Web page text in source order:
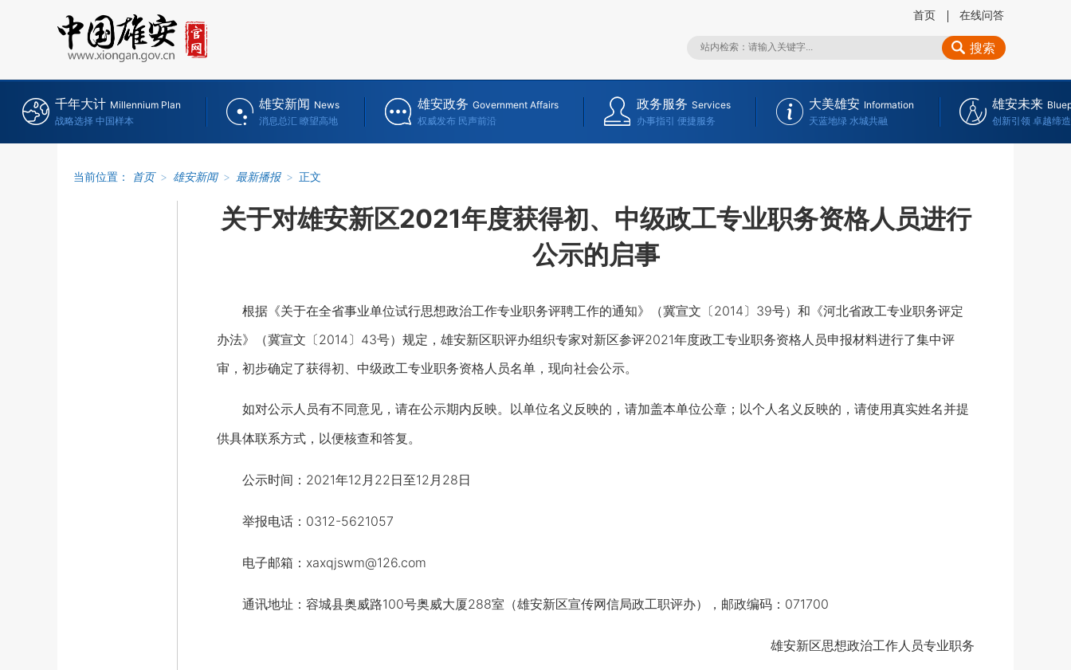
首页 在线问答
搜索
千年大计 Millennium Plan
战略选择 中国样本
雄安新闻 News
消息总汇 瞭望高地
雄安政务 Government Affairs
权威发布 民声前沿
政务服务 Services
办事指引 便捷服务
大美雄安 Information
天蓝地绿 水城共融
雄安未来
创新引领 卓越缔造
当前位置： 首页 > 雄安新闻 > 最新播报 > 正文
关于对雄安新区2021年度获得初、中级政工专业职务资格人员进行
公示的启事
根据《关于在全省事业单位试行思想政治工作专业职务评聘工作的通知》（冀宣文〔2014〕39号）和《河北省政工专业职务评定
办法》（冀宣文〔2014〕43号）规定，雄安新区职评办组织专家对新区参评2021年度政工专业职务资格人员申报材料进行了集中评
审，初步确定了获得初、中级政工专业职务资格人员名单，现向社会公示。
如对公示人员有不同意见，请在公示期内反映。以单位名义反映的，请加盖本单位公章；以个人名义反映的，请使用真实姓名并提
供具体联系方式，以便核查和答复。
公示时间：2021年12月22日至12月28日
举报电话：0312-5621057
电子邮箱：xaxqjswm@126.com
通讯地址：容城县奥威路100号奥威大厦288室（雄安新区宣传网信局政工职评办），邮政编码：071700
雄安新区思想政治工作人员专业职务